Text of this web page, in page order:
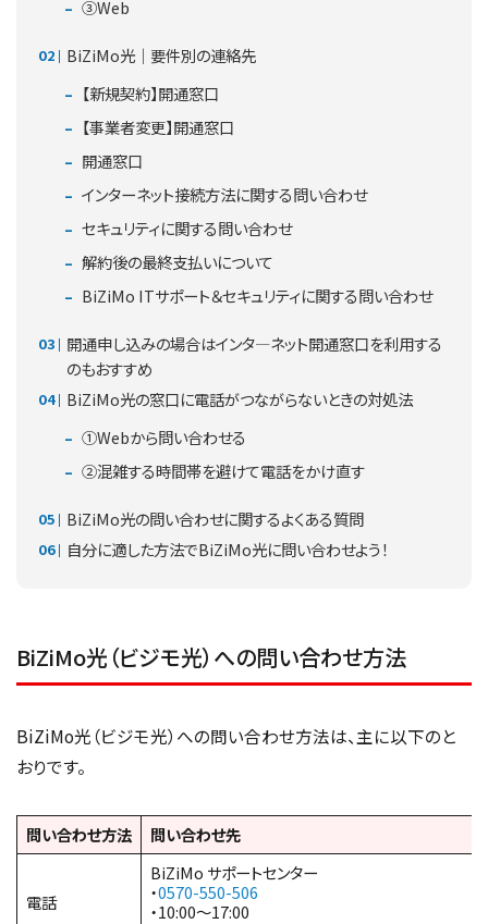
③Web
BiZiMo光｜要件別の連絡先
【新規契約】開通窓口
【事業者変更】開通窓口
開通窓口
インターネット接続方法に関する問い合わせ
セキュリティに関する問い合わせ
解約後の最終支払いについて
BiZiMo ITサポート＆セキュリティに関する問い合わせ
開通申し込みの場合はインタ―ネット開通窓口を利用する
のもおすすめ
BiZiMo光の窓口に電話がつながらないときの対処法
①Webから問い合わせる
②混雑する時間帯を避けて電話をかけ直す
BiZiMo光の問い合わせに関するよくある質問
自分に適した方法でBiZiMo光に問い合わせよう！
BiZiMo光（ビジモ光）への問い合わせ方法
BiZiMo光（ビジモ光）への問い合わせ方法は、主に以下のと
おりです。
問い合わせ方法 問い合わせ先
電話
BiZiMo サポートセンター
・0570-550-506
・10:00～17:00